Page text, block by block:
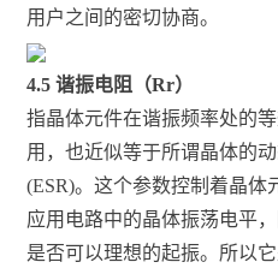
用户之间的密切协商。
4.5 谐振电阻（Rr）
指晶体元件在谐振频率处的
用，也近似等于所谓晶体的
(ESR)。这个参数控制着晶
应用电路中的晶体振荡电平
是否可以理想的起振。所以